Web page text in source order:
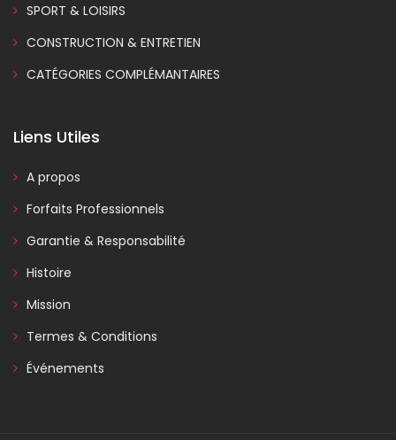
SPORT & LOISIRS
CONSTRUCTION & ENTRETIEN
CATÉGORIES COMPLÉMANTAIRES
Liens Utiles
A propos
Forfaits Professionnels
Garantie & Responsabilité
Histoire
Mission
Termes & Conditions
Événements